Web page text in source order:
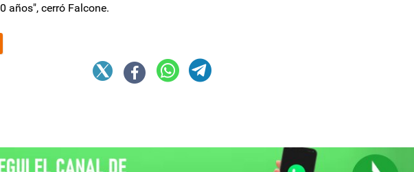
años", cerró Falcone.
Crexell, la senadora acusada de vender su voto a cambio de la embajada ante la UNESCO
Los electrodependientes de Catamarca no verán afectados sus beneficios